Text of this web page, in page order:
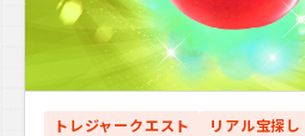
トレジャークエスト リアル宝探し